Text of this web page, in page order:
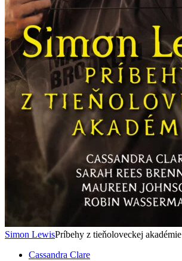
Simon LewisPríbehy z tieňoloveckej akadémie
Cassandra Clare